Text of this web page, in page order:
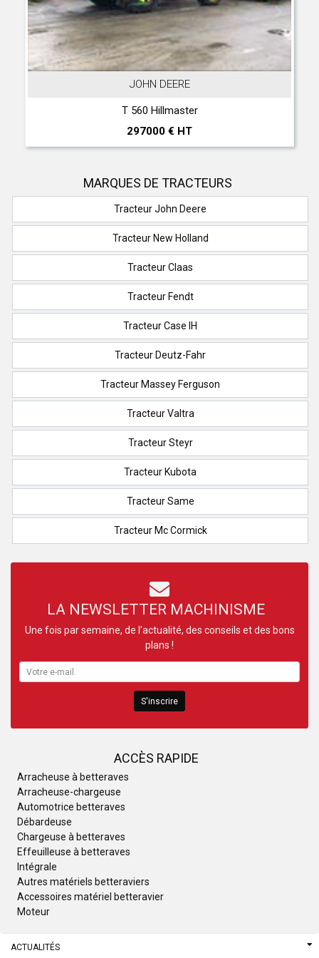
ACCÈS RAPIDE
Arracheuse à betteraves
Arracheuse-chargeuse
Automotrice betteraves
Débardeuse
Chargeuse à betteraves
Effeuilleuse à betteraves
Intégrale
Autres matériels betteraviers
Accessoires matériel betteravier
Moteur
JOHN DEERE
T 560 Hillmaster
297000 € HT
MARQUES DE TRACTEURS
Tracteur John Deere
Tracteur New Holland
Tracteur Claas
Tracteur Fendt
Tracteur Case IH
Tracteur Deutz-Fahr
Tracteur Massey Ferguson
Tracteur Valtra
Tracteur Steyr
Tracteur Kubota
Tracteur Same
Tracteur Mc Cormick
LA NEWSLETTER MACHINISME
Une fois par semaine, de l’actualité, des conseils et des bons
plans !
S'inscrire
ACTUALITÉS